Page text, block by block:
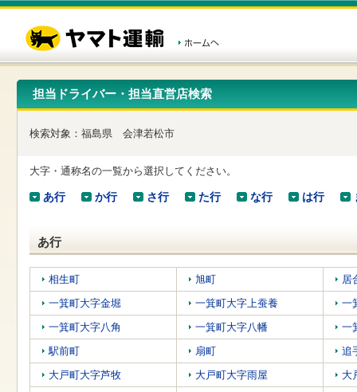
こ
ジ
ペ
移
こ
ヘ
こ
本
担当ドライバー・担当直営店検索
検索対象： 福島県 会津若松市
大字・通称名の一覧から選択してください。
あ行 か行 さ行 た行 な行 は行
あ行
相生町 旭町
居
一箕町大字金堀
一箕町大字上蚕養
一
一箕町大字八角
一箕町大字八幡
一
駅前町
扇町
追
大戸町大字芦牧
大戸町大字雨屋
大